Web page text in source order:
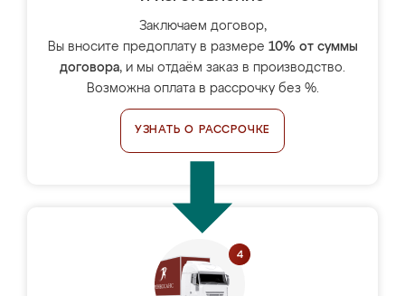
Заключаем договор,
Вы вносите предоплату в размере 10% от суммы
договора, и мы отдаём заказ в производство.
Возможна оплата в рассрочку без %.
УЗНАТЬ О РАССРОЧКЕ